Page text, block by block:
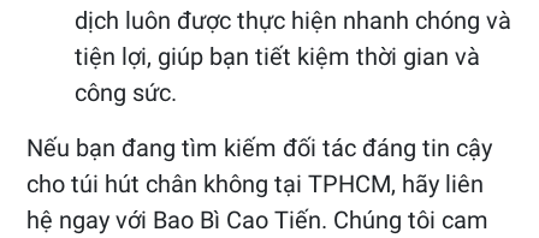
dịch luôn được thực hiện nhanh chóng và
tiện lợi, giúp bạn tiết kiệm thời gian và
công sức.
Nếu bạn đang tìm kiếm đối tác đáng tin cậy
cho túi hút chân không tại TPHCM, hãy liên
hệ ngay với Bao Bì Cao Tiến. Chúng tôi cam